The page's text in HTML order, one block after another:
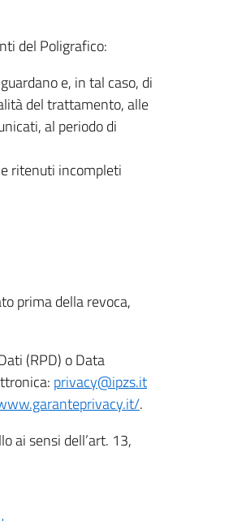
del Poligrafico:
e, in tal caso, di
del trattamento, alle
al periodo di
ritenuti incompleti
prima della revoca,
(RPD) o Data
privacy@ipzs.it
.
ai sensi dell’art. 13,